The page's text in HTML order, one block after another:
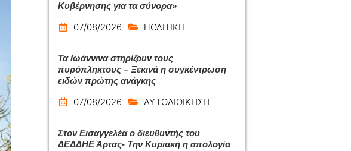
Κυβέρνησης για τα σύνορα»
07/08/2026 ΠΟΛΙΤΙΚΗ
Τα Ιωάννινα στηρίζουν τους
πυρόπληκτους – Ξεκινά η συγκέντρωση
ειδών πρώτης ανάγκης
07/08/2026 ΑΥΤΟΔΙΟΙΚΗΣΗ
Στον Εισαγγελέα ο διευθυντής του
ΔΕΔΔΗΕ Άρτας- Την Κυριακή η απολογία